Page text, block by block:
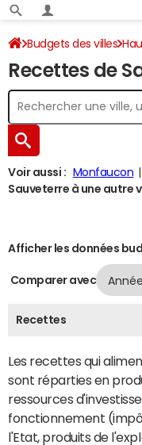
Budgets des villes
Recettes 2024
Recettes de
Voir aussi : Monfaucon
Sauveterre à une autre
Afficher les données
Comparer avec
Recettes
Les recettes qui
sont réparties en
ressources
fonctionnement
l'Etat, produits de